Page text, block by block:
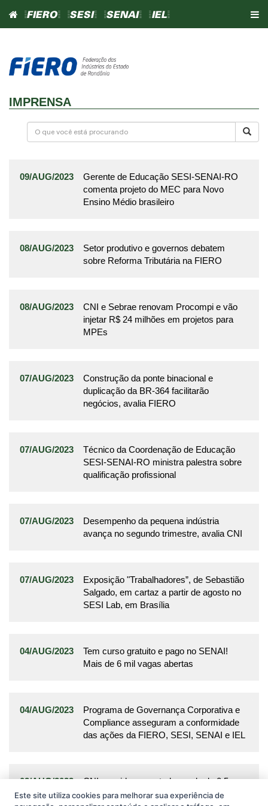
=FIERO= =SESI= =SENAI= =IEL=
IMPRENSA
09/AUG/2023
Gerente de Educação SESI-SENAI-RO
comenta projeto do MEC para Novo
Ensino Médio brasileiro
08/AUG/2023
Setor produtivo e governos debatem
sobre Reforma Tributária na FIERO
08/AUG/2023
CNI e Sebrae renovam Procompi e vão
injetar R$ 24 milhões em projetos para
MPEs
07/AUG/2023
Construção da ponte binacional e
duplicação da BR-364 facilitarão
negócios, avalia FIERO
07/AUG/2023
Técnico da Coordenação de Educação
SESI-SENAI-RO ministra palestra sobre
qualificação profissional
07/AUG/2023
Desempenho da pequena indústria
avança no segundo trimestre, avalia CNI
07/AUG/2023
Exposição "Trabalhadores”, de Sebastião
Salgado, em cartaz a partir de agosto no
SESI Lab, em Brasília
04/AUG/2023
Tem curso gratuito e pago no SENAI!
Mais de 6 mil vagas abertas
04/AUG/2023
Programa de Governança Corporativa e
Compliance asseguram a conformidade
das ações da FIERO, SESI, SENAI e IEL
02/AUG/2023
CNI considera acertada queda de 0,5 na
taxa básica de juros
Este site utiliza cookies para melhorar sua experiência de